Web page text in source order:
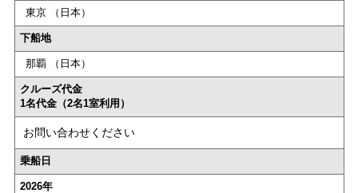
東京 （日本）
下船地
那覇 （日本）
クルーズ代金
1名代金（2名1室利用）
お問い合わせください
乗船日
2026年